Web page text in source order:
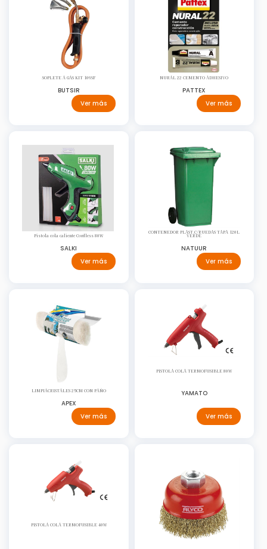
SOPLETE A GAS KIT 109SF
BUTSIR
Ver más
NURAL 22 CEMENTO ADHESIVO
PATTEX
Ver más
Pistola cola caliente Cordless 80W
SALKI
Ver más
CONTENEDOR PLAST.C/RUEDAS TAPA 120L
VERDE
NATUUR
Ver más
LIMPIACRISTALES 25CM CON PAÑO
APEX
Ver más
PISTOLA COLA TERMOFUSIBLE 80W
YAMATO
Ver más
PISTOLA COLA TERMOFUSIBLE 40W